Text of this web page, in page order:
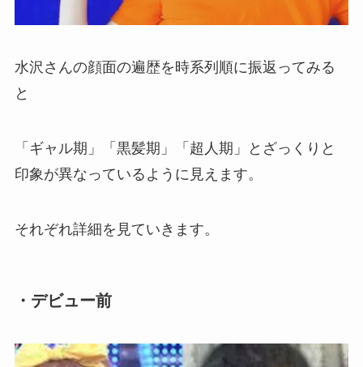
水沢さんの顔面の遍歴を時系列順に振返ってみる
と
「ギャル期」「黒髪期」「超人期」とざっくりと
印象が異なっているように見えます。
それぞれ詳細を見ていきます。
・デビュー前